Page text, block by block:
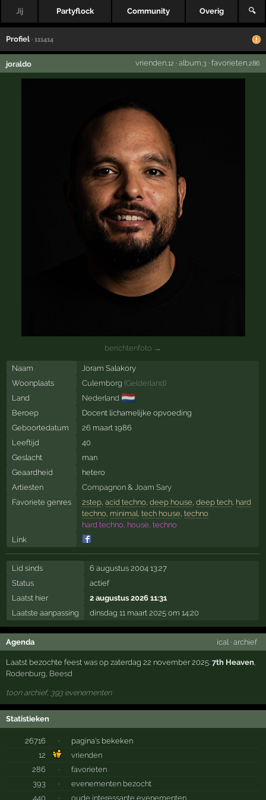
Jij Partyflock Community Overig 🔍
Profiel · 111414
joraldo vrienden,12 · album ,3· favorieten,286
berichtenfoto →
Naam
Joram Salakory
Woonplaats
Culemborg (Gelderland)
Land
Nederland 🇳🇱
Beroep
Docent lichamelijke opvoeding
Geboortedatum
26 maart 1986
Leeftijd
40
Geslacht
man
Geaardheid
hetero
Artiesten
Compagnon& Joam Sary
Favoriete genres
2step, acid techno, deep house deep tech, hard
techno, minimal tech house techno
hard techno, house, techno
Link
Lid sinds
6 augustus 2004 13:27
Status
actief
Laatst hier
2 augustus 2026 11:31
Laatste aanpassing
dinsdag 11 maart 2025 om 14:20
Agenda ical · archief
Laatst bezochte feest was op zaterdag 22 november 2025:7th Heaven,
Rodenburg, Beesd
toon archief, 393 evenementen
Statistieken
26716 ·
pagina's bekeken
12
vrienden
286
·
favorieten
393
·
evenementen bezocht
440
· oude interessante evenementen